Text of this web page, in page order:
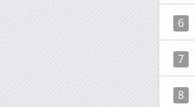
6
7
8